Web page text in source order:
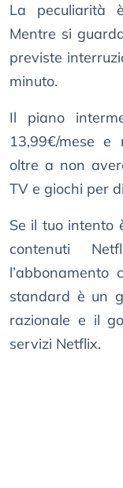
La peculiarità
Mentre si
previste
minuto.
Il piano
13,99€/mese
oltre a non
TV e giochi per
Se il tuo intento
contenuti
l’abbonamento
standard è un
razionale e il
servizi Netflix.